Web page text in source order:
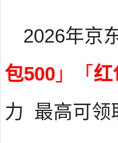
2026年京
包500 」「 红
力 最高可领